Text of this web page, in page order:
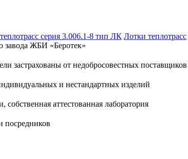
серия 3.006.1-8 тип ЛК Лотки теплотрасс
завода ЖБИ «Беротек»
застрахованы от недобросовестных поставщиков
и нестандартных изделий
собственная аттестованная лаборатория
посредников